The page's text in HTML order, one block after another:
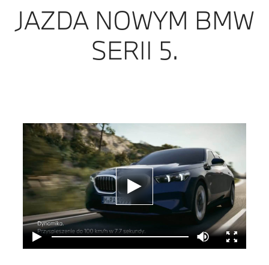
JAZDA NOWYM BMW
SERII 5.